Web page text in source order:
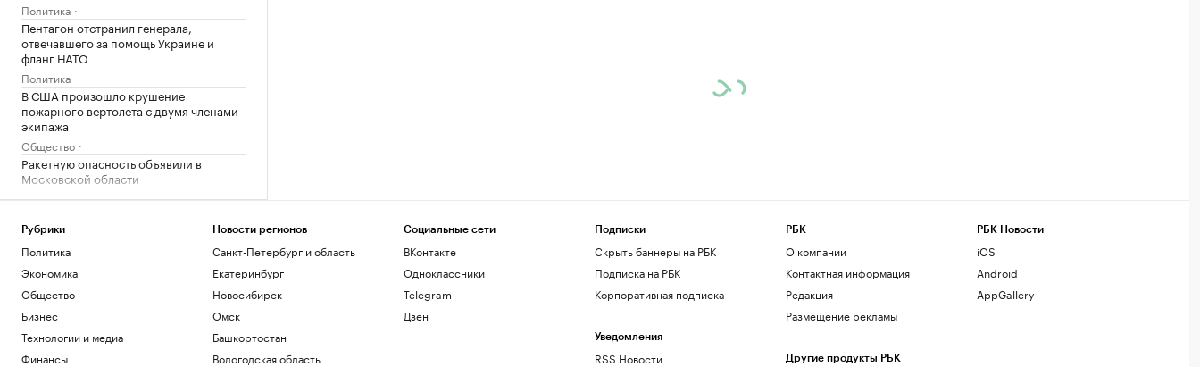
Политика
Пентагон отстранил генерала,
отвечавшего за помощь Украине и
фланг НАТО
Политика
В США произошло крушение
пожарного вертолета с двумя членами
экипажа
Общество
Ракетную опасность объявили в
Московской области
Политика
область, объявили ракетную опасность
Политика
«Одиссея» Нолана собрала в прокате
более $1 млрд
Общество
Bloomberg узнал, когда планируют
завершить испытания «Золотого
купола»
Рубрики
Политика
Экономика
Общество
Бизнес
Технологии и медиа
Финансы
Новости регионов
Санкт-Петербург и область
Екатеринбург
Новосибирск
Омск
Башкортостан
Вологодская область
Социальные сети
ВКонтакте
Одноклассники
Telegram
Дзен
Подписки
Скрыть баннеры на РБК
Подписка на РБК
Корпоративная подписка
Уведомления
RSS Новости
РБК
О компании
Контактная информация
Редакция
Размещение рекламы
Другие продукты РБК
РБК Новости
iOS
Android
AppGallery